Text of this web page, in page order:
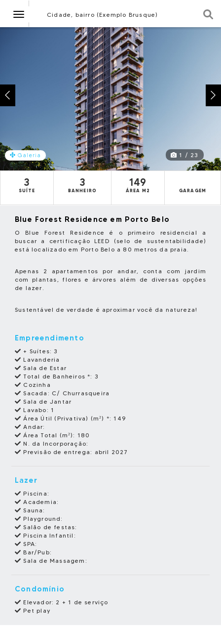
NavegaçãoCidade, bairro (Exemplo Brusque)
Galeria 1 / 23
3
SUÍTE
3
BANHEIRO
149
ÁREA M2 GARAGEM
Blue Forest Residence em Porto Belo
O Blue Forest Residence é o primeiro residencial a
buscar a certificação LEED (selo de sustentabilidade)
está localizado em Porto Belo a 80 metros da praia.
Apenas 2 apartamentos por andar, conta com jardim
com plantas, flores e árvores além de diversas opções
de lazer.
Sustentável de verdade é aproximar você da natureza!
Empreendimento
+ Suítes:3
Lavanderia
Sala de Estar
Total de Banheiros *: 3
Cozinha
Sacada: C/ Churrasqueira
Sala de Jantar
Lavabo: 1
Área Útil (Privativa) (m²) *: 149
Andar:
Área Total (m²): 180
N. da Incorporação:
Previsão de entrega: abril 2027
Lazer
Piscina:
Academia:
Sauna:
Playground:
Salão de festas:
Piscina Infantil:
SPA:
Bar/Pub:
Sala de Massagem:
Condomínio
Elevador: 2 + 1 de serviço
Pet play